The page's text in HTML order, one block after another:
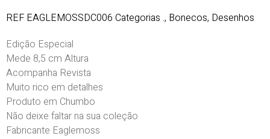
REF EAGLEMOSSDC006 Categorias ., Bonecos, Desenhos
Edição Especial
Mede 8,5 cm Altura
Acompanha Revista
Muito rico em detalhes
Produto em Chumbo
Não deixe faltar na sua coleção
Fabricante Eaglemoss